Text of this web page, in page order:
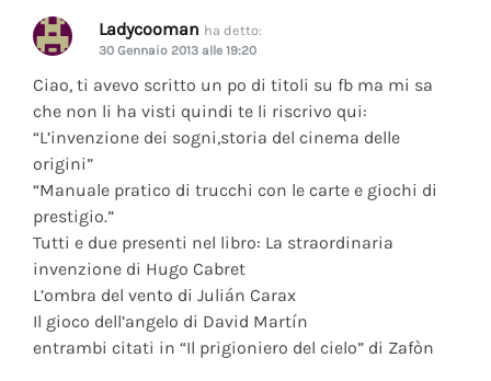
Ladycooman ha detto:
30 Gennaio 2013 alle 19:20
Ciao, ti avevo scritto un po di titoli su fb ma mi sa
che non li ha visti quindi te li riscrivo qui:
“L’invenzione dei sogni,storia del cinema delle
origini”
“Manuale pratico di trucchi con le carte e giochi di
prestigio.”
Tutti e due presenti nel libro: La straordinaria
invenzione di Hugo Cabret
L’ombra del vento di Julián Carax
Il gioco dell’angelo di David Martín
entrambi citati in “Il prigioniero del cielo” di Zafòn